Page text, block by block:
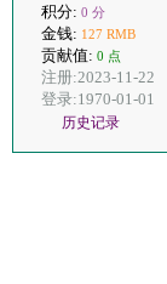
积分: 0 分
金钱: 127 RMB
贡献值: 0 点
注册:2023-11-22
登录:1970-01-01
历史记录